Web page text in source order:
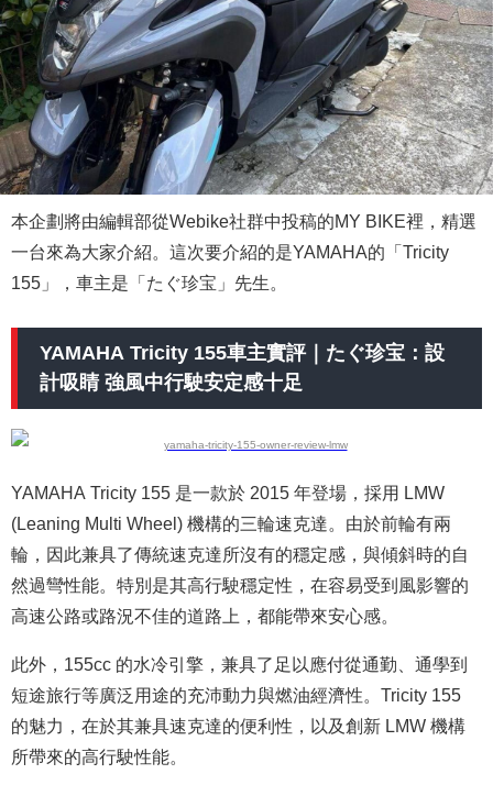
本企劃將由編輯部從Webike社群中投稿的MY BIKE裡，精選
一台來為大家介紹。這次要介紹的是YAMAHA的「Tricity
155」，車主是「たぐ珍宝」先生。
YAMAHA Tricity 155車主實評｜たぐ珍宝：設
計吸睛 強風中行駛安定感十足
YAMAHA Tricity 155 是一款於 2015 年登場，採用 LMW
(Leaning Multi Wheel) 機構的三輪速克達。由於前輪有兩
輪，因此兼具了傳統速克達所沒有的穩定感，與傾斜時的自
然過彎性能。特別是其高行駛穩定性，在容易受到風影響的
高速公路或路況不佳的道路上，都能帶來安心感。
此外，155cc 的水冷引擎，兼具了足以應付從通勤、通學到
短途旅行等廣泛用途的充沛動力與燃油經濟性。Tricity 155
的魅力，在於其兼具速克達的便利性，以及創新 LMW 機構
所帶來的高行駛性能。